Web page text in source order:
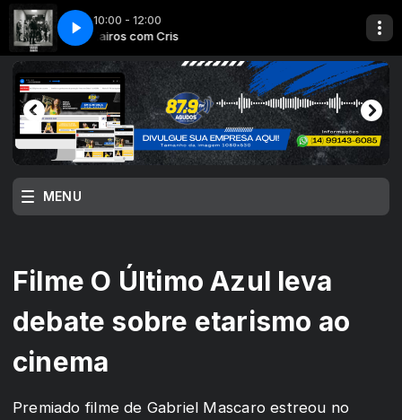
10:00 - 12:00
Kairos com Cris
VH GIRO
MENU
Filme O Último Azul leva
debate sobre etarismo ao
cinema
Premiado filme de Gabriel Mascaro estreou no